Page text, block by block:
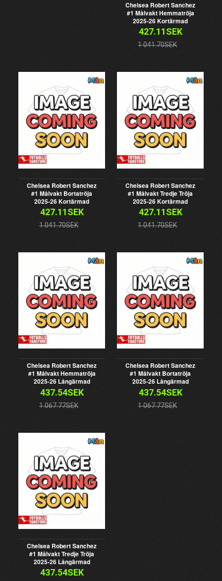
Chelsea Robert Sanchez
#1 Målvakt Hemmatröja
2025-26 Kortärmad
427.11SEK
1 041.70SEK
Chelsea Robert Sanchez
#1 Målvakt Bortatröja
2025-26 Kortärmad
427.11SEK
1 041.70SEK
Chelsea Robert Sanchez
#1 Målvakt Tredje Tröja
2025-26 Kortärmad
427.11SEK
1 041.70SEK
Chelsea Robert Sanchez
#1 Målvakt Hemmatröja
2025-26 Långärmad
437.54SEK
1 067.77SEK
Chelsea Robert Sanchez
#1 Målvakt Bortatröja
2025-26 Långärmad
437.54SEK
1 067.77SEK
Chelsea Robert Sanchez
#1 Målvakt Tredje Tröja
2025-26 Långärmad
437.54SEK